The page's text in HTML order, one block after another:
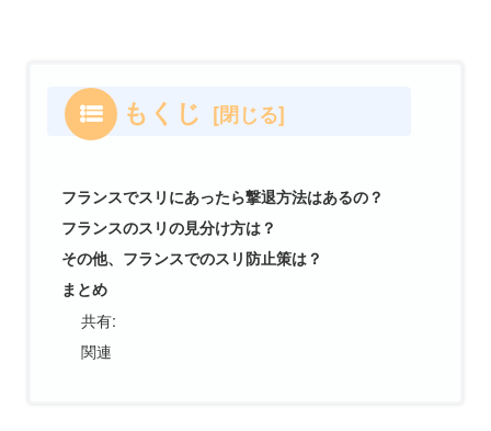
もくじ
フランスでスリにあったら撃退方法はあるの？
フランスのスリの見分け方は？
その他、フランスでのスリ防止策は？
まとめ
共有:
関連